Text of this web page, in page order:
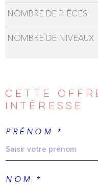
NOMBRE DE PIÈCES
NOMBRE DE NIVEAUX
CETTE
INTÉRESSE
PRÉNOM *
NOM *